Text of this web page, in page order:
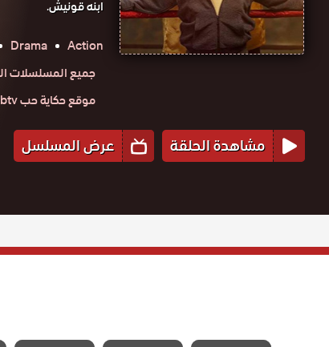
ابنه قونيش.
Action
Drama
جميع المسلسلات
موقع حكاية حب 7obtv
مشاهدة الحلقة عرض المسلسل
مسلسل البطل